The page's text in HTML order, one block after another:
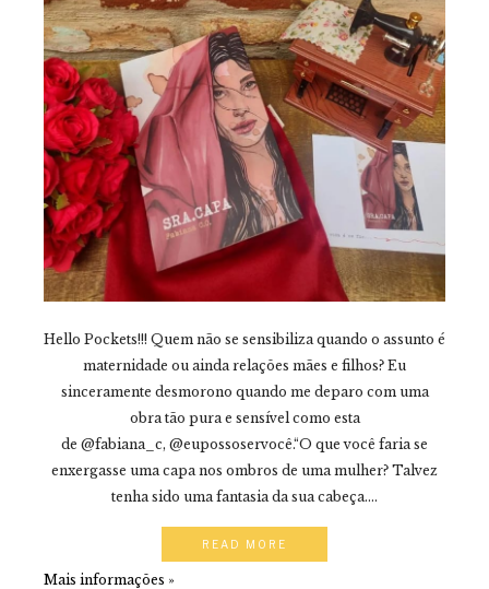
Hello Pockets!!! Quem não se sensibiliza quando o assunto é
maternidade ou ainda relações mães e filhos? Eu
sinceramente desmorono quando me deparo com uma
obra tão pura e sensível como esta
de @fabiana_c, @eupossoservocê.“O que você faria se
enxergasse uma capa nos ombros de uma mulher? Talvez
tenha sido uma fantasia da sua cabeça....
READ MORE
Mais informações »